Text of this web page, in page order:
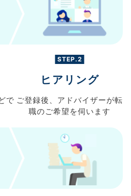
で
STEP.2
ヒアリング
ご登録後、 アドバイザーが転
職のご希望を伺います